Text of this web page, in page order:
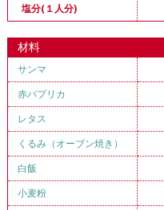
塩分(１人分)
材料
サンマ
赤パプリカ
レタス
くるみ（オーブン焼き）
白飯
小麦粉